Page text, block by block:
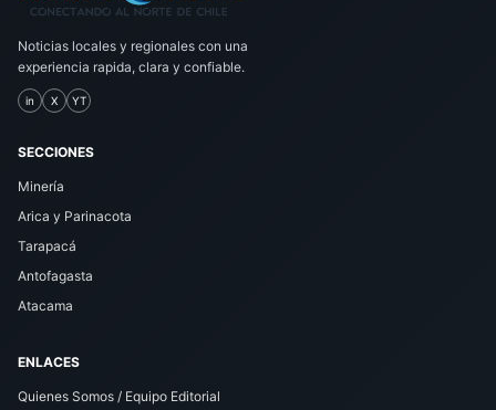
Noticias locales y regionales con una
experiencia rapida, clara y confiable.
in X YT
SECCIONES
Minería
Arica y Parinacota
Tarapacá
Antofagasta
Atacama
ENLACES
Quienes Somos / Equipo Editorial